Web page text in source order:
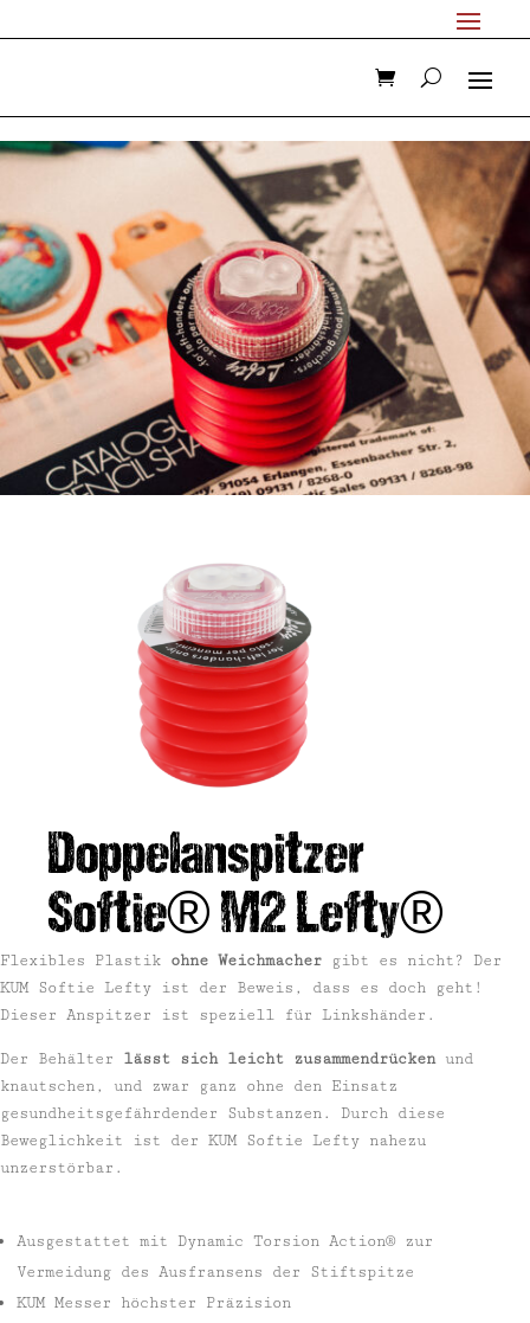
Doppelanspitzer
Softie® M2 Lefty®
Flexibles Plastik ohne Weichmacher gibt es nicht? Der
KUM Softie Lefty ist der Beweis, dass es doch geht!
Dieser Anspitzer ist speziell für Linkshänder.
Der Behälter lässt sich leicht zusammendrücken und
knautschen, und zwar ganz ohne den Einsatz
gesundheitsgefährdender Substanzen. Durch diese
Beweglichkeit ist der KUM Softie Lefty nahezu
unzerstörbar.
Ausgestattet mit Dynamic Torsion Action® zur
Vermeidung des Ausfransens der Stiftspitze
KUM Messer höchster Präzision